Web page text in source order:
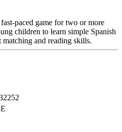
paced game for two or more
children to learn simple Spanish
and reading skills.